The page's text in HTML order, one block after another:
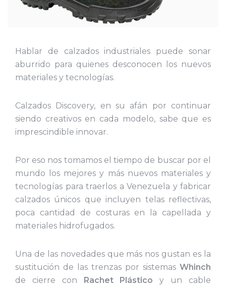
Hablar de calzados industriales puede sonar
aburrido para quienes desconocen los nuevos
materiales y tecnologías.
Calzados Discovery, en su afán por continuar
siendo creativos en cada modelo, sabe que es
imprescindible innovar.
Por eso nos tomamos el tiempo de buscar por el
mundo los mejores y más nuevos materiales y
tecnologías para traerlos a Venezuela y fabricar
calzados únicos que incluyen telas reflectivas,
poca cantidad de costuras en la capellada y
materiales hidrofugados.
Una de las novedades que más nos gustan es la
sustitución de las trenzas por sistemas Whinch
de cierre con Rachet Plástico y un cable